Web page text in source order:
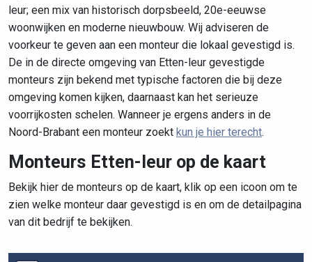
leur; een mix van historisch dorpsbeeld, 20e-eeuwse
woonwijken en moderne nieuwbouw. Wij adviseren de
voorkeur te geven aan een monteur die lokaal gevestigd is.
De in de directe omgeving van Etten-leur gevestigde
monteurs zijn bekend met typische factoren die bij deze
omgeving komen kijken, daarnaast kan het serieuze
voorrijkosten schelen. Wanneer je ergens anders in de
Noord-Brabant een monteur zoekt kun je hier terecht.
Monteurs Etten-leur op de kaart
Bekijk hier de monteurs op de kaart, klik op een icoon om te
zien welke monteur daar gevestigd is en om de detailpagina
van dit bedrijf te bekijken.